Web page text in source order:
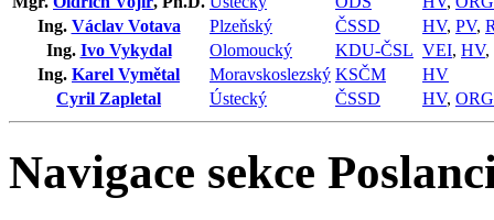
Ing. Václav Votava Plzeňský ČSSD HV, PV,
Ing. Ivo Vykydal Olomoucký KDU-ČSL VEI, HV,
Ing. Karel Vymětal Moravskoslezský KSČM
HV
Cyril Zapletal
Ústecký ČSSD HV,
Navigace sekce